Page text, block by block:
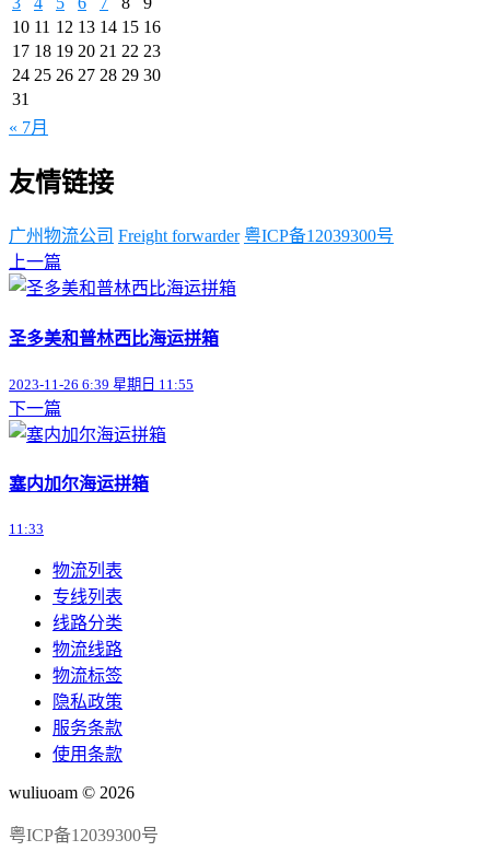
10 11 12 13 14 15 16
17 18 19 20 21 22 23
24 25 26 27 28 29 30
31
« 7月
友情链接
广州物流公司 Freight forwarder 粤ICP备12039300号
上一篇
圣多美和普林西比海运拼箱
2023-11-26 6:39 星期日 11:55
下一篇
塞内加尔海运拼箱
11:33
物流列表
专线列表
线路分类
物流线路
物流标签
隐私政策
服务条款
使用条款
wuliuoam © 2026
粤ICP备12039300号